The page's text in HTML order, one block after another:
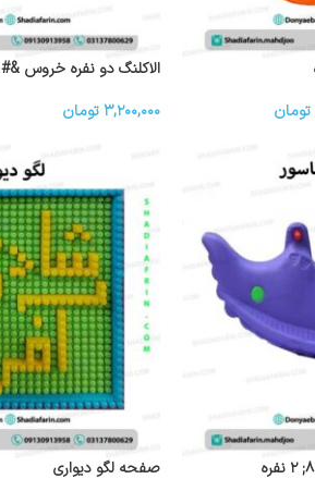
تومان
الاکلنگ دو نفره خروس &#۸۲۱۱; ۲ نفره
۳,۲۰۰,۰۰۰ تومان
صفحه لگو دیواری